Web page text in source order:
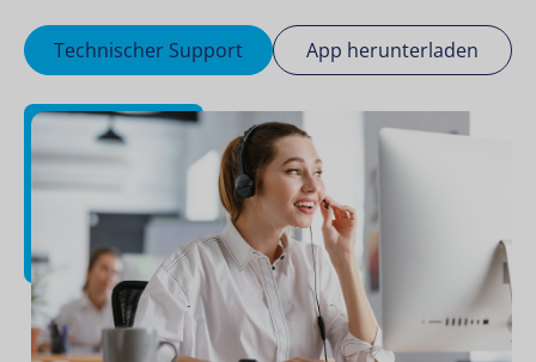
Technischer Support App herunterladen